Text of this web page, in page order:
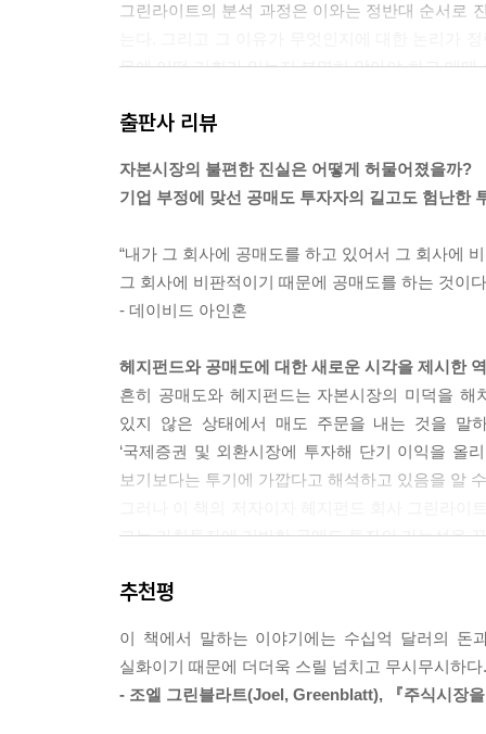
36 리먼브라더스 사태, 또 다른 데자뷰
39 진짜 피해자는 따로 있다
40 공매도가 가르쳐 준 교훈
주요 용어
그린라이트의 분석 과정은 이와는 정반대 순서로
목에 어떤 기회가 있는지 분명히 알아야 하고 매
떨어진다고 막연히 가정하는 것은 어리석은 짓이
얼라이드의 공시 전략은 그저 그런 사항에 대해서
업 실적이나 개별 투자자산의 전망 또는 가치에
작은 거짓말을 하는 데 스스럼이 없는 사람은 큰
“얼라이드가 계속 이런 행태를 벌이도록 내버려
보까지 모두 공개하는 경쟁 투자회사들에게도 실
권거래위원회가 즉각 그리고 공개적으로 얼라이
5쪽)
하고 있는 것에 별로 신경 쓰지 않는 것 같다. 여
어떤 조치를 취할 것인가, 조치를 취하기는 할 것
칼럼에도 불구하고 아무런 반응이 없었다. (26. 정
출판사 리뷰
자본시장의 불편한 진실은 어떻게 허물어졌을까?
기업 부정에 맞선 공매도 투자자의 길고도 험난한
“내가 그 회사에 공매도를 하고 있어서 그 회사에
그 회사에 비판적이기 때문에 공매도를 하는 것이
- 데이비드 아인혼
헤지펀드와 공매도에 대한 새로운 시각을 제시한
흔히 공매도와 헤지펀드는 자본시장의 미덕을 해
있지 않은 상태에서 매도 주문을 내는 것을 말
‘국제증권 및 외환시장에 투자해 단기 이익을 올
보기보다는 투기에 가깝다고 해석하고 있음을 알
그는 가치투자에 기반한 공매도 투자의 가능성을
대치하고 있는 얼라이드캐피털(이하 얼라이드)
버는 것은 정당한 투자라고 강조한다.
이런 생각에 따라 아인혼은 얼라이드가 저지르
취했기 때문에 별 문제 없는 얼라이드를 부정직
추천평
이 책에서 말하는 이야기에는 수십억 달러의 돈
실화이기 때문에 더더욱 스릴 넘치고 무시무시하다.
- 조엘 그린블라트(Joel, Greenblatt), 『주식시장